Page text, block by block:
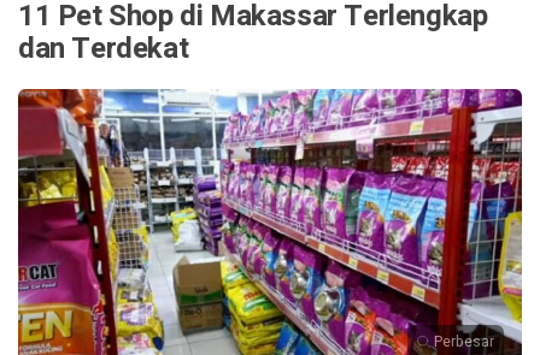
11 Pet Shop di Makassar Terlengkap
dan Terdekat
Perbesar